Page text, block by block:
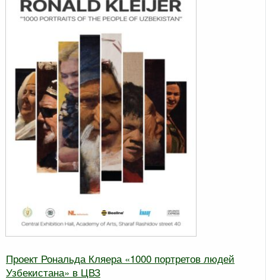
Проект Рональда Кляера «1000 портретов людей
Узбекистана» в ЦВЗ